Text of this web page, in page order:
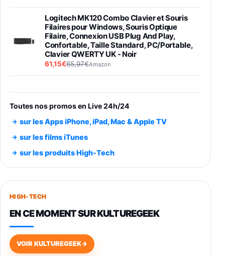
Logitech MK120 Combo Clavier et Souris
Filaires pour Windows, Souris Optique
Filaire, Connexion USB Plug And Play,
Confortable, Taille Standard, PC/Portable,
Clavier QWERTY UK - Noir
61,15€65,97€Amazon
entraénement direct 3 vitesses (33-45-78
trs/min) avec pre-ampli intégré et port USB
Smartphone SAMSUNG Galaxy S26 Ultra
891,99€1199€Fnac (Vendeur Tiers)
Smartphone SAMSUNG Galaxy S26+ Violet
749,99€
648,63€834,71€
Toutes nos promos en Live 24h/24
sur les Apps iPhone, iPad, Mac & Apple TV
sur les films iTunes
sur les produits High-Tech
HIGH-TECH
EN CE MOMENT SUR KULTUREGEEK
VOIR KULTUREGEEK→